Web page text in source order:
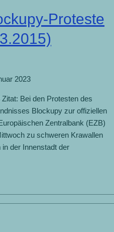
Proteste
2023
Bei den Protesten des
Blockupy zur offiziellen
Zentralbank (EZB)
zu schweren Krawallen
der Innenstadt der